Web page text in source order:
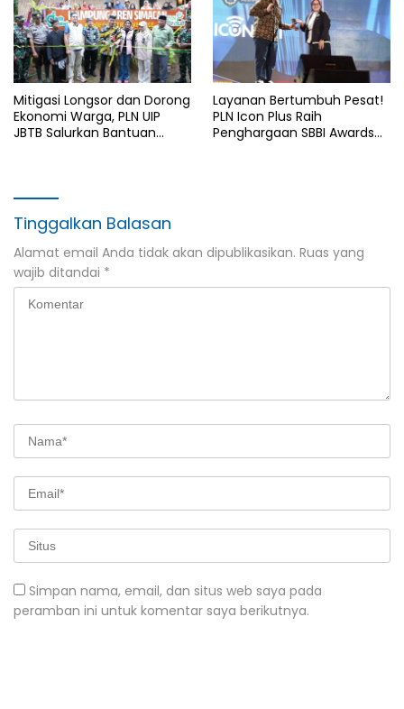
Mitigasi Longsor dan Dorong
Ekonomi Warga, PLN UIP
JBTB Salurkan Bantuan
Layanan Bertumbuh Pesat!
PLN Icon Plus Raih
Penghargaan SBBI Awards
Tinggalkan Balasan
Alamat email Anda tidak akan dipublikasikan. Ruas yang
wajib ditandai *
Simpan nama, email, dan situs web saya pada
peramban ini untuk komentar saya berikutnya.